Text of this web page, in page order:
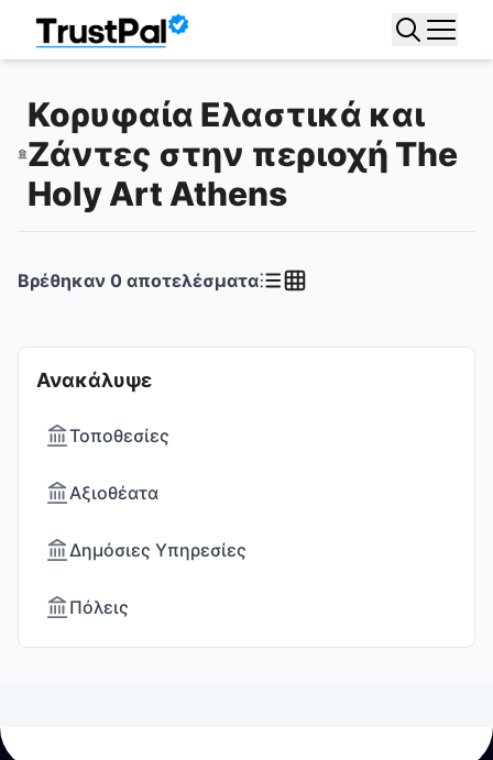
Κορυφαία Ελαστικά και
Ζάντες στην περιοχή The
Holy Art Athens
Ανακάλυψε
Τοποθεσίες
Αξιοθέατα
Δημόσιες Υπηρεσίες
Πόλεις
Βρέθηκαν 0 αποτελέσματα